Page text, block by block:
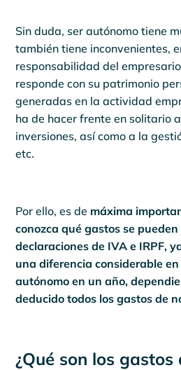
Sin duda, ser autónomo tiene
también tiene inconvenientes,
responsabilidad del
responde con su patrimonio
generadas en la actividad
ha de hacer frente en solitario
inversiones, así como a la
etc.
Por ello, es de máxima
conozca qué gastos se
declaraciones de IVA e IRPF,
una diferencia considerable
autónomo en un año,
deducido todos los gastos de
¿Qué son los gastos